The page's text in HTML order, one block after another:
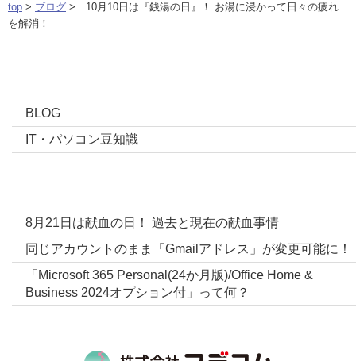
top > ブログ > 10月10日は『銭湯の日』！ お湯に浸かって日々の疲れ
を解消！
BLOG
IT・パソコン豆知識
8月21日は献血の日！ 過去と現在の献血事情
同じアカウントのまま「Gmailアドレス」が変更可能に！
「Microsoft 365 Personal(24か月版)/Office Home &
Business 2024オプション付」って何？